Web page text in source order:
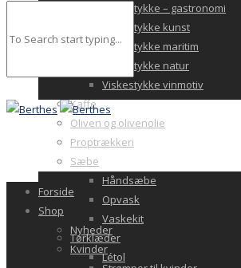
Viskestykke – gastronomi
Viskestykke kunst
Viskestykke maritim
Viskestykke natur
Viskestykke vinmotiv
Kaffe
Oliven og olivenolie
Proptrækkeri
Sæbe
Håndsæbe
Opvask
Vaskekit
Tørklæder
Létol
Forside
Shop
Nyheder
Kvinder